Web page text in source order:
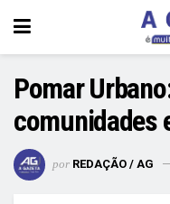
Pomar
comunidades
por REDAÇÃO / AG